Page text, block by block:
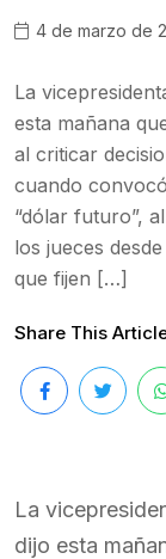
4 de marzo de
La
esta mañana
al criticar
cuando
“dólar futuro”,
los jueces
que fijen […]
Share This
La
dijo esta